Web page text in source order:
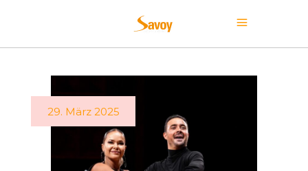
29. März 2025